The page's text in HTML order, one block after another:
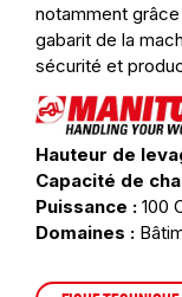
notamment
gabarit de la
sécurité et
Hauteur de
Capacité de
Puissance : 100
Domaines :